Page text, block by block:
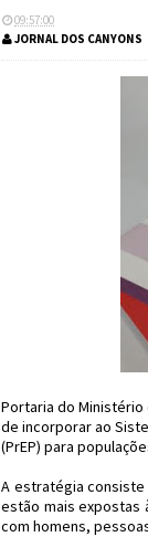
09:57:00
JORNAL DOS CANYONS
Portaria do Ministério
de incorporar ao
(PrEP) para
A estratégia
estão mais expostas
com homens,